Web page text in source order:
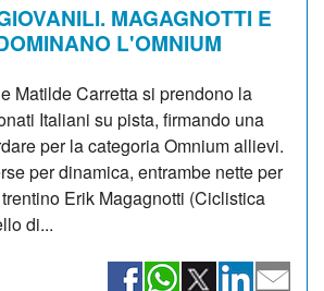
MAGAGNOTTI E
L'OMNIUM
Matilde Carretta si prendono la
Italiani su pista, firmando una
per la categoria Omnium allievi.
per dinamica, entrambe nette per
Erik Magagnotti (Ciclistica
di...